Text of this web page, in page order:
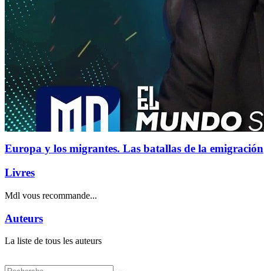
Europa y los migrantes. Las batallas de la emigración
Livres
Mdl vous recommande...
Auteurs
La liste de tous les auteurs